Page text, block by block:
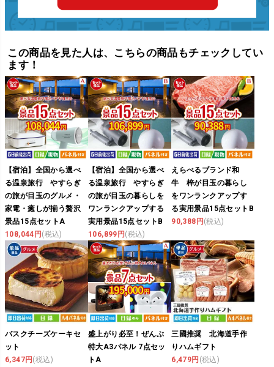
この商品を見た人は、こちらの商品もチェックしてい
ます！
【宿泊】全国から選べ
る温泉旅行 やすらぎ
の旅が目玉のグルメ・
家電・癒しが揃う贅沢
景品15点セットA
108,044円(税込)
【宿泊】全国から選べ
る温泉旅行 やすらぎ
の旅が目玉の暮らしを
ワンランクアップする
実用景品15点セットB
106,899円(税込)
えらべるブランド和
牛 梓が目玉の暮らし
をワンランクアップす
る実用景品15点セットB
90,388円(税込)
バスクチーズケーキセ
ット
6,347円(税込)
盛上がり必至！ぜんぶ
特大A3パネル 7点セッ
トA
三國推奨 北海道手作
りハムギフト
6,479円 (税込)